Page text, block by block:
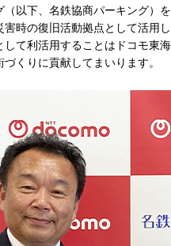
以下、名鉄協商パーキング）
時の復旧活動拠点として活用
て利活用することはドコモ東
くりに貢献してまいります。